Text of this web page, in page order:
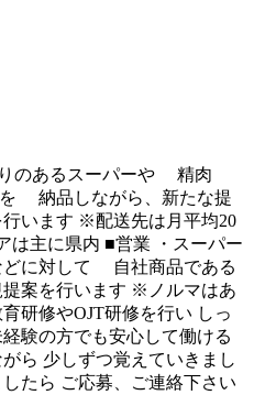
のあるスーパーや 精肉
納品しながら、新たな提
います ※配送先は月平均20
主に県内 ■営業 ・スーパー
に対して 自社商品である
案を行います ※ノルマはあ
研修やOJT研修を行い しっ
験の方でも安心して働ける
ら 少しずつ覚えていきまし
たら ご応募、ご連絡下さい